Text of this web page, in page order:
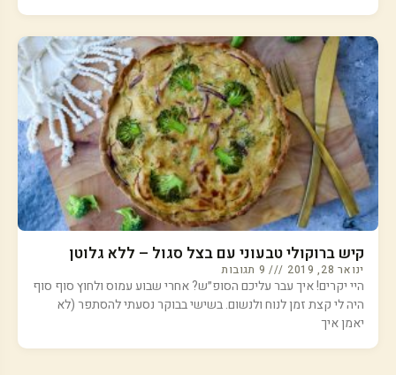
קיש ברוקולי טבעוני עם בצל סגול – ללא גלוטן
ינואר 28, 2019
היי יקרים! איך עבר עליכם הסופ״ש? אחרי שבוע עמוס ולחוץ סוף סוף
היה לי קצת זמן לנוח ולנשום. בשישי בבוקר נסעתי להסתפר (לא
יאמן איך